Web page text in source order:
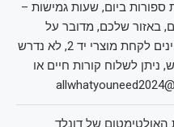
ביום, שעות גמישות –
באזור שלכם, מדובר על
מענה טלפוני ופיזי ללקוחות המעוניינים לקחת מוצרי יד 2, לא נדרש
בין 15000-25000 בחודש, ניתן לשלוח קורות חיים או
של דונלד